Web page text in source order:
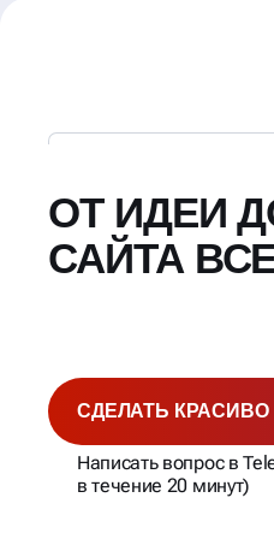
ОТ ИДЕИ
САЙТА
СДЕЛАТЬ КРАСИВО
Написать вопрос в
в течение 20 минут)